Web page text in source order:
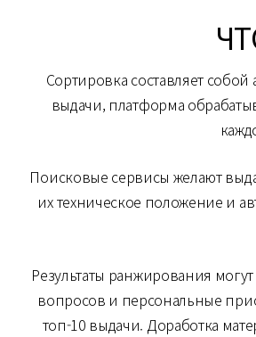
Сортировка составляет
выдачи, платформа
Поисковые сервисы желают
их техническое положение и
Результаты ранжирования
вопросов и персональные
топ-10 выдачи. Доработка